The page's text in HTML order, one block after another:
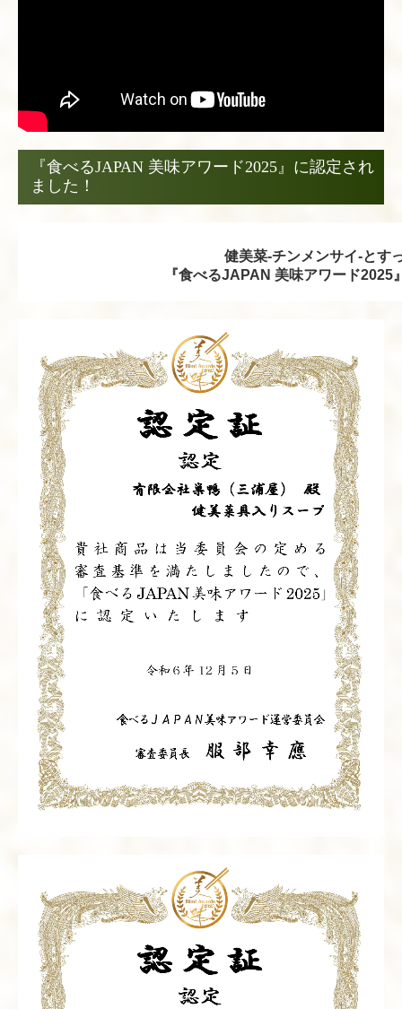
『食べるJAPAN 美味アワード2025』に認定され
ました！
健美菜-チンメンサイ-とす
『食べるJAPAN 美味アワード2025